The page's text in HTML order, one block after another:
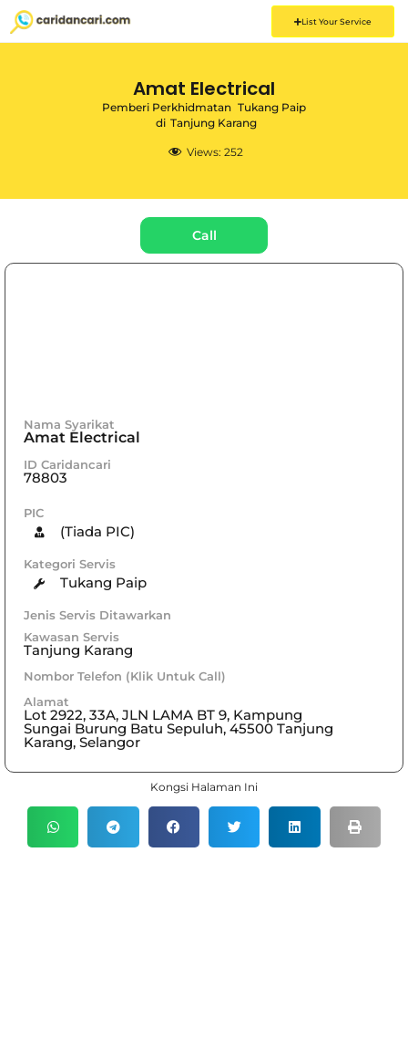
List Your Service
Amat Electrical
Pemberi Perkhidmatan Tukang Paip
di Tanjung Karang
Views: 252
Call
Nama Syarikat
Amat Electrical
ID Caridancari
78803
PIC
(Tiada PIC)
Kategori Servis
Tukang Paip
Jenis Servis Ditawarkan
Kawasan Servis
Tanjung Karang
Nombor Telefon (Klik Untuk Call)
Alamat
Lot 2922, 33A, JLN LAMA BT 9, Kampung
Sungai Burung Batu Sepuluh, 45500 Tanjung
Karang, Selangor
Kongsi Halaman Ini